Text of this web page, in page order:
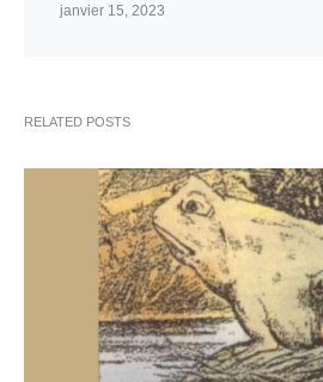
janvier 15, 2023
RELATED POSTS